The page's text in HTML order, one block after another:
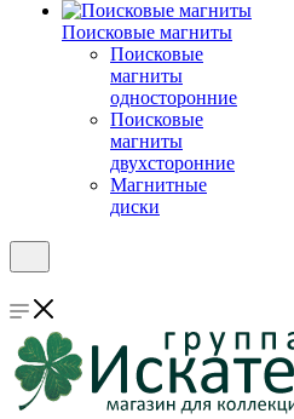
Поисковые магниты
Поисковые
магниты
односторонние
Поисковые
магниты
двухсторонние
Магнитные
диски